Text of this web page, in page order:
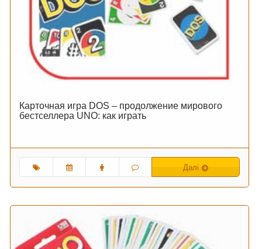
Карточная игра DOS – продолжение мирового
бестселлера UNO: как играть
Далі